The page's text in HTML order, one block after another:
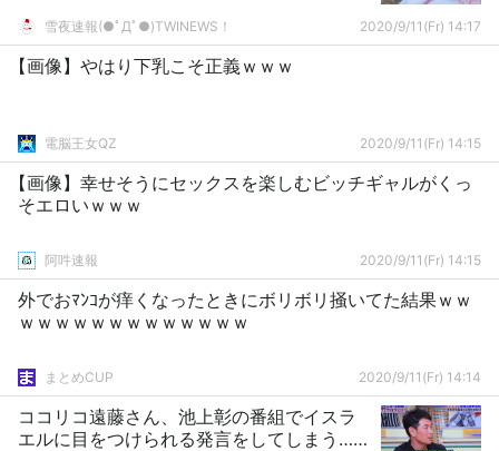
雪夜速報(●ﾟДﾟ●)TWINEWS！ 2020/9/11(Fr) 14:17
【画像】やはり下乳こそ正義ｗｗｗ
電脳王女QZ 2020/9/11(Fr) 14:15
【画像】幸せそうにセックスを楽しむビッチギャルがくっ
そエロいｗｗｗ
阿吽速報 2020/9/11(Fr) 14:15
外でおﾏﾝｺが痒くなったときにボリボリ掻いてた結果ｗｗ
ｗｗｗｗｗｗｗｗｗｗｗｗｗ
まとめCUP 2020/9/11(Fr) 14:14
ココリコ遠藤さん、池上彰の番組でイスラ
エルに目をつけられる発言をしてしまう……